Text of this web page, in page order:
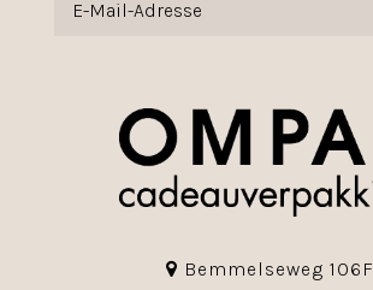
Bemmelseweg 106F